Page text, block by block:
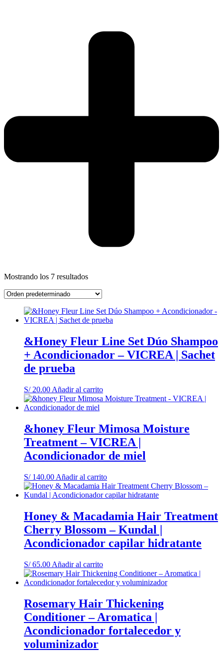
Mostrando los 7 resultados
&Honey Fleur Line Set Dúo Shampoo
+ Acondicionador – VICREA | Sachet
de prueba
S/20.00 Añadir al carrito
&honey Fleur Mimosa Moisture
Treatment – VICREA |
Acondicionador de miel
S/140.00 Añadir al carrito
Honey & Macadamia Hair Treatment
Cherry Blossom – Kundal |
Acondicionador capilar hidratante
S/65.00 Añadir al carrito
Rosemary Hair Thickening
Conditioner – Aromatica |
Acondicionador fortalecedor y
voluminizador